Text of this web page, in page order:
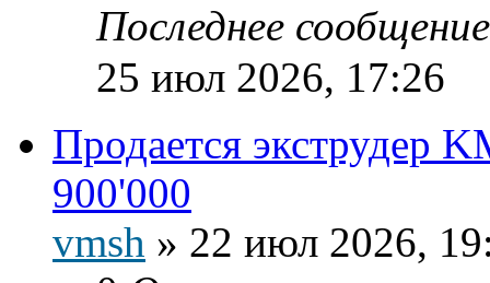
Последнее
25 июл 2026, 17:26
Продается экструдер
900'000
vmsh » 22 июл 2026,